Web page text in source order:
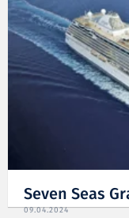
Seven Seas
09.04.2024